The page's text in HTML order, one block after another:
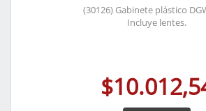
(30126) Gabinete plástico
Incluye lentes.